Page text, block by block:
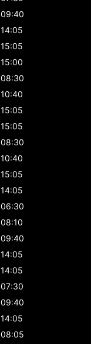
09:40
14:05
15:05
15:00
08:30
10:40
15:05
15:05
08:30
10:40
15:05
14:05
06:30
08:10
09:40
14:05
14:05
07:30
09:40
14:05
08:05